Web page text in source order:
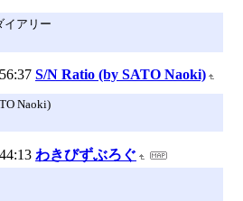
イアリー
S/N Ratio (by SATO Naoki)
Naoki)
わきびずぶろぐ